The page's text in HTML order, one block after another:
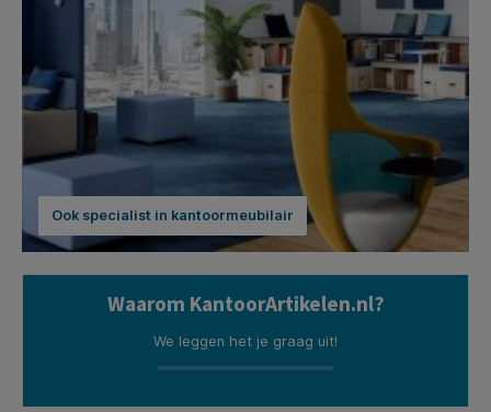
Ook specialist in kantoormeubilair
Waarom KantoorArtikelen.nl?
We leggen het je graag uit!